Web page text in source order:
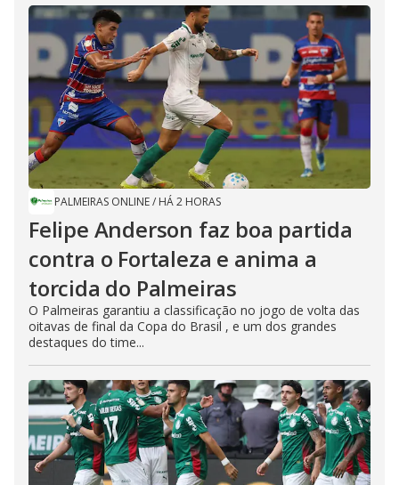
PALMEIRAS ONLINE/ HÁ 2 HORAS
Felipe Anderson faz boa partida
contra o Fortaleza e anima a
torcida do Palmeiras
O Palmeiras garantiu a classificação no jogo de volta das
oitavas de final da Copa do Brasil , e um dos grandes
destaques do time...